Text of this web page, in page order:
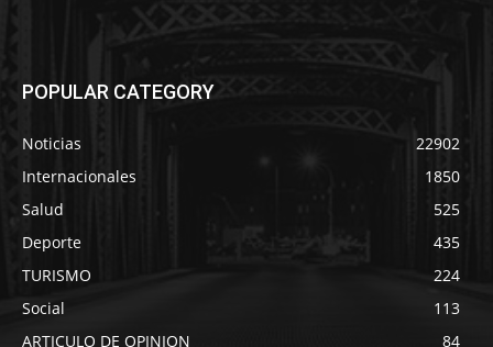
POPULAR CATEGORY
Noticias
22902
Internacionales
1850
Salud
525
Deporte
435
TURISMO
224
Social
113
ARTICULO DE OPINION
84